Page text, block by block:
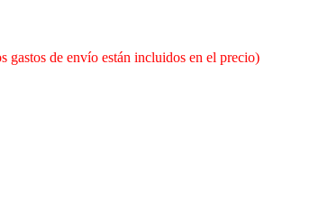
gastos de envío están incluidos en el precio)